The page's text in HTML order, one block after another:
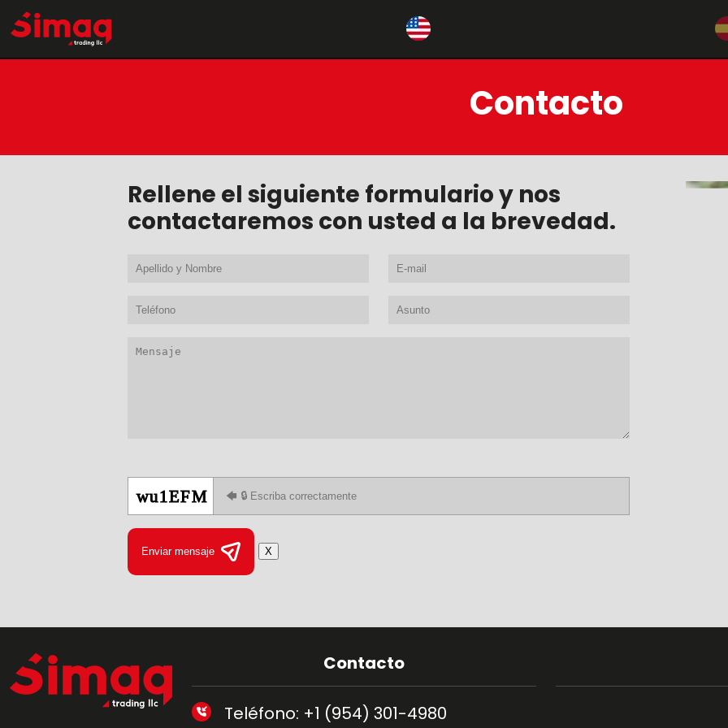
Contacto
Rellene el siguiente formulario y nos
contactaremos con usted a la brevedad.
Enviar mensaje X
Contacto
Teléfono: +1 (954) 301-4980